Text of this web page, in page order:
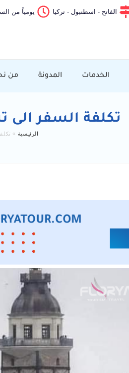
الفاتح - اسطنبول - تركيا يومياً من الساعة 10:00
الخدمات المدونة من
تكلفة السفر
الرئيسية »